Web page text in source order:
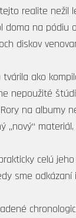
realite nežil
doma na pódiu
diskov
ako
nepoužité
na albumy
„nový“
celú
sme